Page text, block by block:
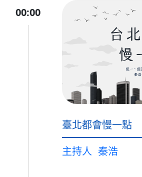
00:00
臺北都會慢一點
主持人 秦浩